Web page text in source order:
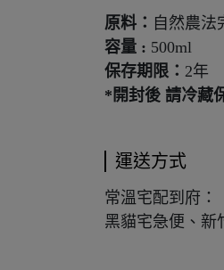
原料： 自然農法
容量 : 500ml
保存期限： 2年
*開封後 請冷藏
運送方式
常溫宅配到府：
黑貓宅急便、新